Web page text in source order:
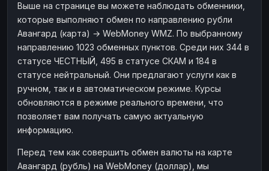
Выше на странице вы можете наблюдать обменники,
которые выполняют обмен по направлению рубли
Авангард (карта) → WebMoney WMZ. По выбранному
направлению 1023 обменных пунктов. Среди них 344 в
статусе ЧЕСТНЫЙ, 495 в статусе СКАМ и 184 в
статусе нейтральный. Они предлагают услуги как в
ручном, так и в автоматическом режиме. Курсы
обновляются в режиме реального времени, что
позволяет вам получать самую актуальную
информацию.
Перед тем как совершить обмен валюты на карте
Авангард (рубль) на WebMoney (доллар), мы